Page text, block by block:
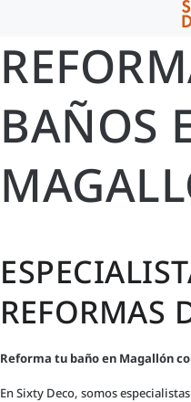
BAÑOS
REFORMAS
Reforma tu baño en Magallón
En Sixty Deco, somos